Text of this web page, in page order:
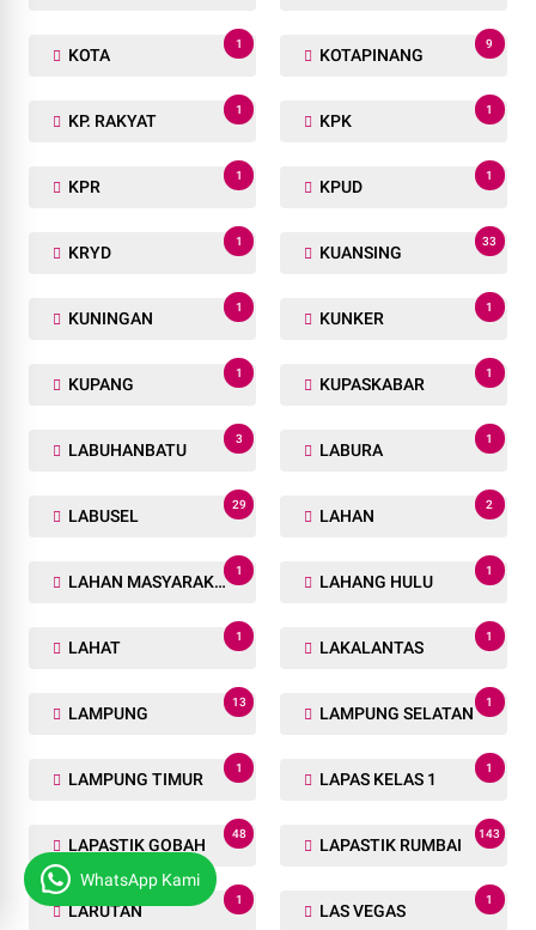
KOTA
1
KOTAPINANG
9
KP. RAKYAT
1
KPK
1
KPR
1
KPUD
1
KRYD
1
KUANSING
33
KUNINGAN
1
KUNKER
1
KUPANG
1
KUPASKABAR
1
LABUHANBATU
3
LABURA
1
LABUSEL
29
LAHAN
2
LAHAN MASYARAKAT
1
LAHANG HULU
1
LAHAT
1
LAKALANTAS
1
LAMPUNG
13
LAMPUNG SELATAN
1
LAMPUNG TIMUR
1
LAPAS KELAS 1
1
LAPASTIK GOBAH
48
LAPASTIK RUMBAI
143
LARUTAN
1
LAS VEGAS
1
WhatsApp Kami